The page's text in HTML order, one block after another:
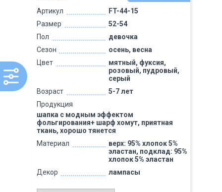
Артикул
FT-44-15
Размер
52-54
Пол
девочка
Сезон
осень, весна
Цвет
мятный, фуксия,
розовый, пудровый,
серый
Возраст
5-7 лет
Продукция
шапка с модным эффектом
фольгирования+ шарф хомут, приятная
ткань, хорошо тянется
Материал
верх: 95% хлопок 5%
эластан, подклад: 95%
хлопок 5% эластан
Декор
лампасы